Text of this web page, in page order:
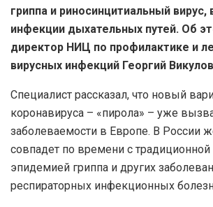
гриппа и риносинцитиальный
инфекции дыхательных путей. Об
директор НИЦ по профилактике и
вирусных инфекций Георгий
Специалист рассказал, что новый
коронавируса – «пирола» – уже
заболеваемости в Европе. В России
совпадет по времени с традиционной
эпидемией гриппа и других
респираторных инфекционных